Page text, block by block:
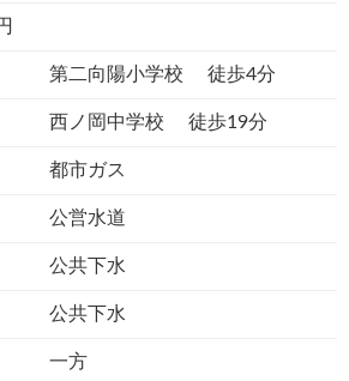
第二向陽小学校 徒歩4分
西ノ岡中学校 徒歩19分
都市ガス
公営水道
公共下水
公共下水
一方